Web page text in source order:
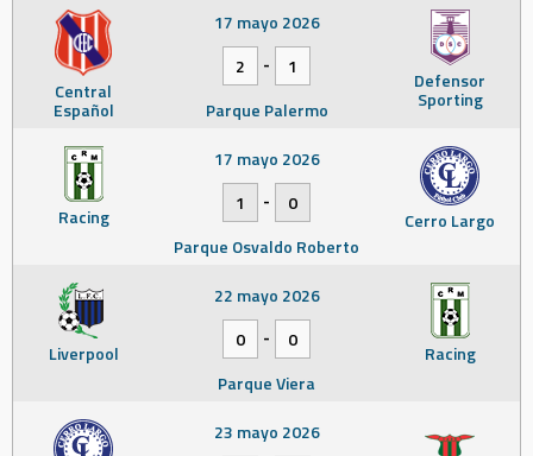
Central
Español
Defensor
Sporting
17 mayo 2026
2
-
1
Parque Palermo
Racing Cerro Largo
17 mayo 2026
1
-
0
Parque Osvaldo Roberto
Liverpool Racing
22 mayo 2026
0
-
0
Parque Viera
23 mayo 2026